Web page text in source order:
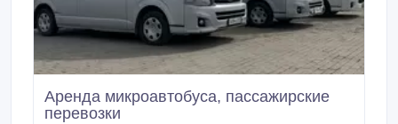
Аренда микроавтобуса, пассажирские
перевозки